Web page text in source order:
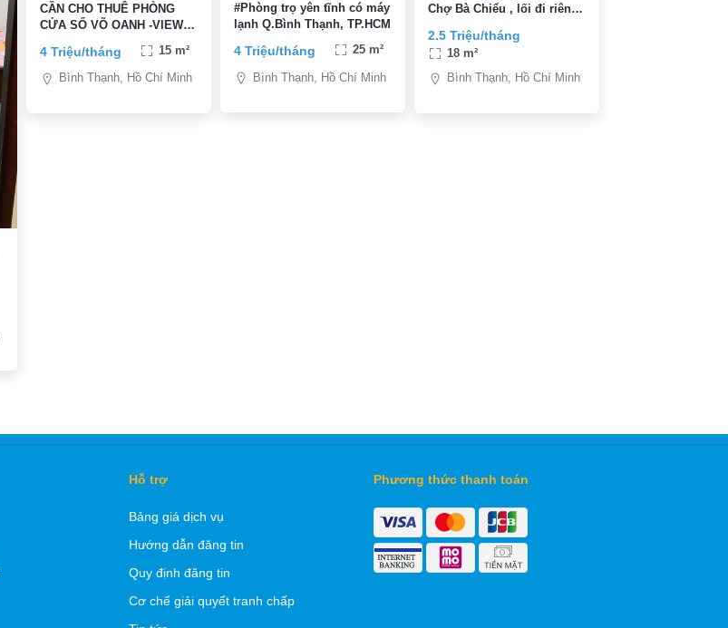
CẦN CHO THUÊ PHÒNG
CỬA SỔ VÕ OANH -VIEW
THẤT,PCCC CAO CẤP
4 Triệu/tháng 15 m²
Bình Thạnh, Hồ Chí Minh
#Phòng trọ yên tĩnh có máy
lạnh Q.Bình Thạnh, TP.HCM
4 Triệu/tháng 25 m²
Bình Thạnh, Hồ Chí Minh
Chợ Bà Chiểu , lối đi riêng,
2.5 Triệu/tháng
18 m²
Bình Thạnh, Hồ Chí Minh
Hỗ trợ
Bảng giá dịch vụ
Hướng dẫn đăng tin
Quy định đăng tin
Cơ chế giải quyết tranh chấp
Phương thức thanh toán